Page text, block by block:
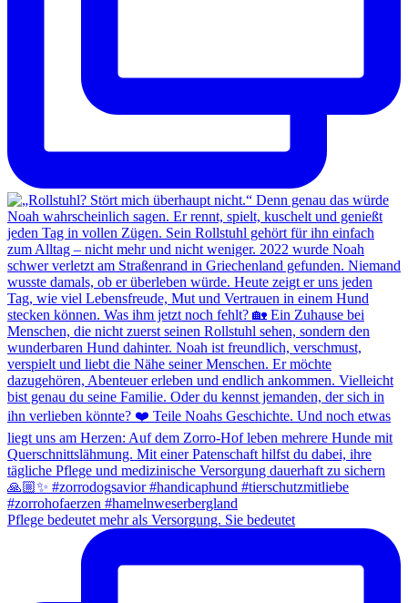
Pflege bedeutet mehr als Versorgung. Sie bedeutet